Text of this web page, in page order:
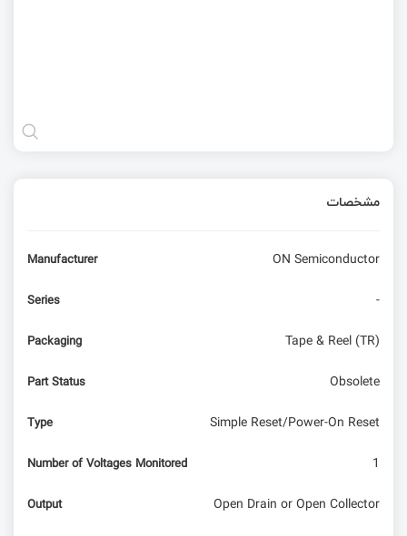
مشخصات
Manufacturer ON Semiconductor
Series -
Packaging Tape & Reel (TR)
Part Status Obsolete
Type Simple Reset/Power-On Reset
Number of Voltages Monitored 1
Output Open Drain or Open Collector